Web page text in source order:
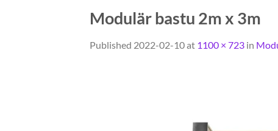
Modulär bastu 2m x 3m
Published 2022-02-10at 1100 × 723 in